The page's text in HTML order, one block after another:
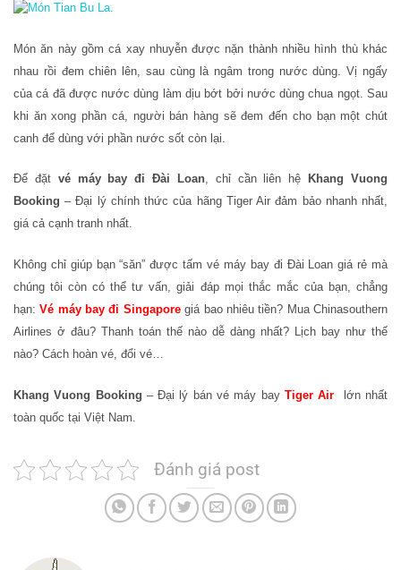
Món ăn này gồm cá xay nhuyễn được nặn thành nhiều hình thù khác
nhau rồi đem chiên lên, sau cùng là ngâm trong nước dùng. Vị ngấy
của cá đã được nước dùng làm dịu bớt bởi nước dùng chua ngọt. Sau
khi ăn xong phần cá, người bán hàng sẽ đem đến cho bạn một chút
canh để dùng với phần nước sốt còn lại.
Để đặt vé máy bay đi Đài Loan, chỉ cần liên hệ
Khang Vuong
Booking – Đại lý chính thức của hãng Tiger Air đảm bảo nhanh nhất,
giá cả cạnh tranh nhất.
Không chỉ giúp bạn “săn” được tấm vé máy bay đi Đài Loan giá rẻ mà
chúng tôi còn có thể tư vấn, giải đáp mọi thắc mắc của bạn, chẳng
hạn: Vé máy bay đi Singaporegiá bao nhiêu tiền? Mua Chinasouthern
Airlines ở đâu? Thanh toán thế nào dễ dàng nhất? Lịch bay như thế
nào? Cách hoàn vé, đổi vé…
Khang Vuong Booking – Đại lý bán vé máy bay Tiger Air
lớn nhất
toàn quốc tại Việt Nam.
Đánh giá post